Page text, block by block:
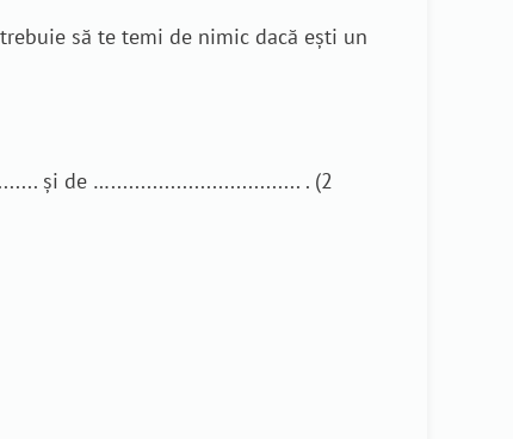
să te temi de nimic dacă ești un
şi de …................................ . (2